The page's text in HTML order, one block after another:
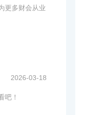
更多财会从业
2026-03-18
吧！